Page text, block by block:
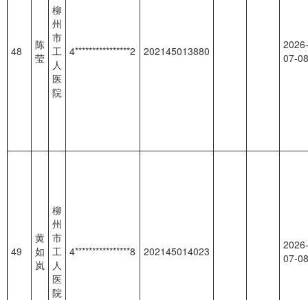
48
陈
莹
柳
州
市
工
人
医
院
4****************2 202145013880
2026-
07-08
49
黄
如
岚
柳
州
市
工
人
医
院
4****************8 202145014023
2026-
07-08